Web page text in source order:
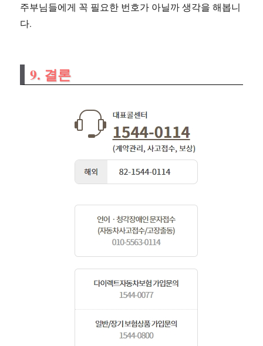
주부님들에게 꼭 필요한 번호가 아닐까 생각을 해봅니
다.
9. 결론